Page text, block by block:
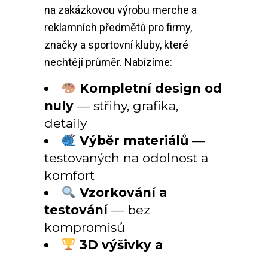
na zakázkovou výrobu merche a
reklamních předmětů pro firmy,
značky a sportovní kluby, které
nechtějí průměr. Nabízíme:
Kompletní design od
nuly — střihy, grafika,
detaily
Výběr materiálů —
testovaných na odolnost a
komfort
Vzorkování a
testování— bez
kompromisů
3D výšivky a